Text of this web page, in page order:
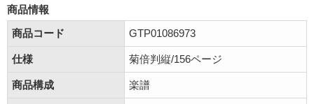
商品情報
商品コード
GTP01086973
仕様 菊倍判縦/156ページ
商品構成 楽譜